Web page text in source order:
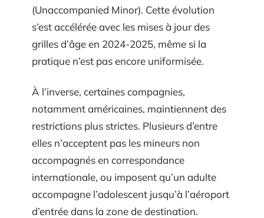
(Unaccompanied Minor). Cette évolution
s’est accélérée avec les mises à jour des
grilles d’âge en 2024-2025, même si la
pratique n’est pas encore uniformisée.
À l’inverse, certaines compagnies,
notamment américaines, maintiennent des
restrictions plus strictes. Plusieurs d’entre
elles n’acceptent pas les mineurs non
accompagnés en correspondance
internationale, ou imposent qu’un adulte
accompagne l’adolescent jusqu’à l’aéroport
d’entrée dans la zone de destination.